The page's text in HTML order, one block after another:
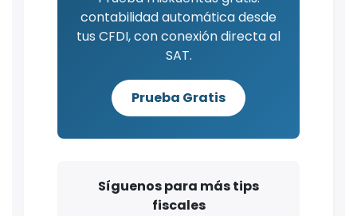
contabilidad automática desde
tus CFDI, con conexión directa al
SAT.
Prueba Gratis
Síguenos para más tips
fiscales